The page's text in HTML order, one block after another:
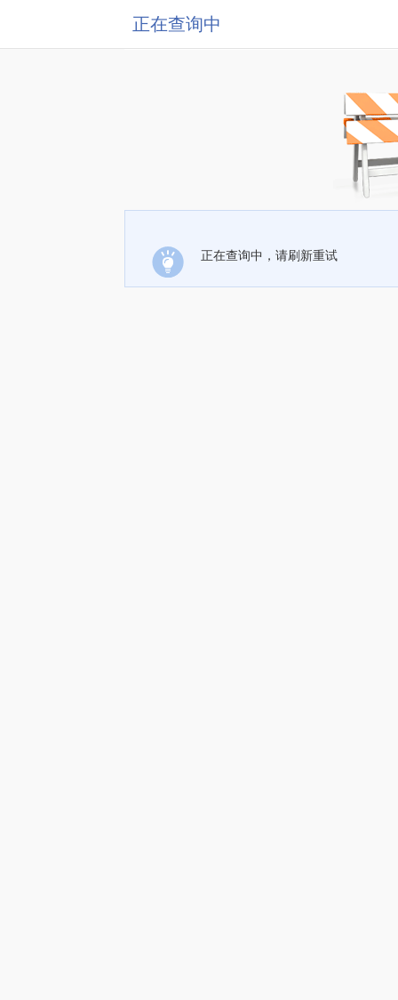
正在查询中
正在查询中，请刷新重试